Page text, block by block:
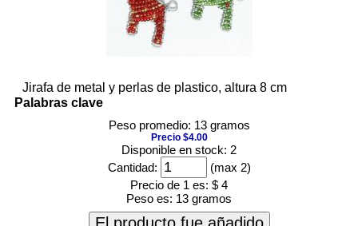
Jirafa de metal y perlas de plastico, altura 8 cm
Palabras clave
Peso promedio: 13 gramos
Precio $4.00
Disponible en stock: 2
Cantidad:
(max 2)
Precio de 1 es: $ 4
Peso es: 13 gramos